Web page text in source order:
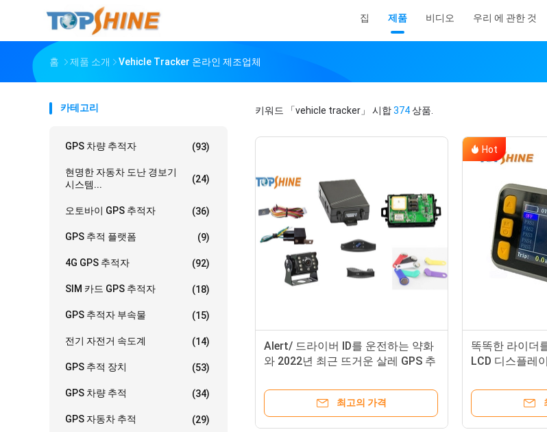
집 제품 비디오 우리 에 관한 것
홈 제품 소개 Vehicle Tracker 온라인 제조업체
카테고리
GPS 차량 추적자 (93)
현명한 자동차 도난 경보기
시스템...
(24)
오토바이 GPS 추적자 (36)
GPS 추적 플랫폼 (9)
4G GPS 추적자 (92)
SIM 카드 GPS 추적자 (18)
GPS 추적자 부속물 (15)
전기 자전거 속도계 (14)
GPS 추적 장치 (53)
GPS 차량 추적 (34)
GPS 자동차 추적 (29)
키워드 「vehicle tracker」 시합374상품.
Alert/ 드라이버 ID를 운전하는 약화
와 2022년 최근 뜨거운 살레 GPS 추
최고의 가격
Hot
똑똑한 라이더
LCD 디스플레